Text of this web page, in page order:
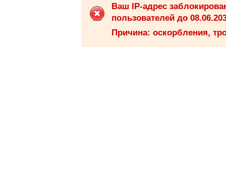
Ваш IP-адрес
пользователей до
Причина: оскорбления,